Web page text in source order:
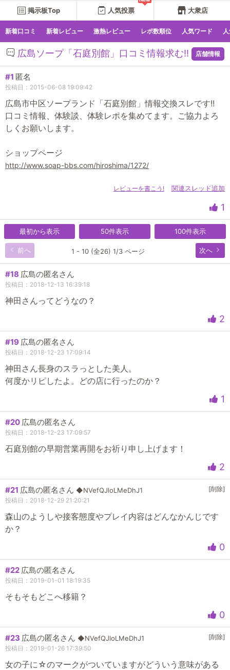
掲示板Top 人気投票 大衆店
新着口コミ 新着レビュー 激熱レビュー レポ数順位 人気ワード
広島ソープ「石庭別館」口コミ情報求む!! 店舗情報
#1 匿名
投稿日：2015-06-08 19:09:42
広島市中区ソープランド「石庭別館」情報交換スレです!!
口コミ情報、体験談、体験レポを集めてます。ご協力よろ
しくお願いします。
ショップページ
http://www.soap-bbs.com/hiroshima/1272/
関連スレッド追加
レビューを書こう!
1
最初から表示 50件表示 100件表示
前へ 次へ
1 - 10 (全26) 1/3 ページ
#18 広島の匿名さん
投稿日：2018-12-13 16:39:18
神田さんってどうなの？
2
#19 広島の匿名さん
投稿日：2018-12-23 17:09:14
神田さん長身のスラっとした美人。
何度かリピしたよ。どの店に行ったのか？
1
#20 広島の匿名さん
投稿日：2018-12-23 17:09:57
石庭別館の早期営業再開をお祈り申し上げます！
2
#21 広島の匿名さん ◆NVefQJloLMeDhJ1
[削除]
投稿日：2018-12-29 21:20:21
森山のようしや接客態度やプレイ内容はどんなかんじです
か？
0
#22 広島の匿名さん
投稿日：2019-01-01 18:19:35
そもそもどこへ移籍？
0
#23 広島の匿名さん ◆NVefQJloLMeDhJ1
[削除]
投稿日：2019-01-26 17:39:50
女の子に☆のマークがついていますがどういう意味がある